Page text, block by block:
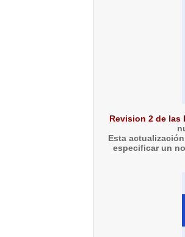
Revision 2 de las
Esta
especificar un